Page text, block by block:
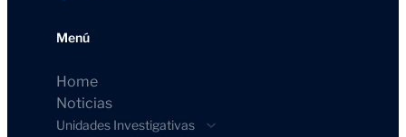
Menú
Home
Noticias
Unidades Investigativas